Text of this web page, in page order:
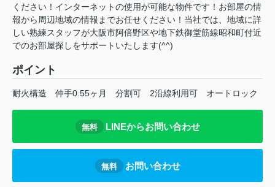
ください！インターネットの使用が可能な物件です！お部屋の情
報から周辺地域の情報までお任せください！当社では、地域に詳
しい熟練スタッフが大阪市阿倍野区や地下鉄御堂筋線昭和町付近
でのお部屋探しをサポートいたします(^^)
ポイント
耐火構造 仲手0.55ヶ月 分割可 2沿線利用可 オートロック
無料 LINEからお問い合わせ
無料 お問い合わせ